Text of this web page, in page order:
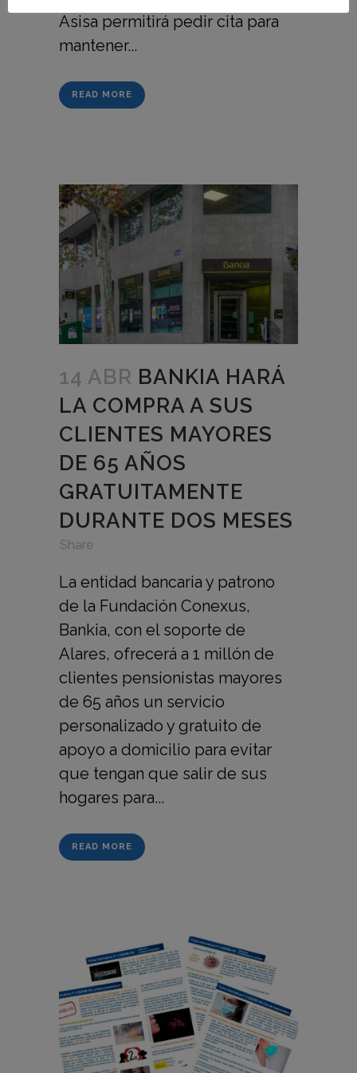
Asisa permitirá pedir cita para
mantener...
READ MORE
14 ABR BANKIA HARÁ
LA COMPRA A SUS
CLIENTES MAYORES
DE 65 AÑOS
GRATUITAMENTE
DURANTE DOS MESES
Share
La entidad bancaria y patrono
de la Fundación Conexus,
Bankia, con el soporte de
Alares, ofrecerá a 1 millón de
clientes pensionistas mayores
de 65 años un servicio
personalizado y gratuito de
apoyo a domicilio para evitar
que tengan que salir de sus
hogares para...
READ MORE